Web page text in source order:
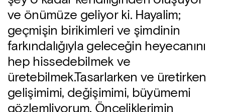
ve önümüze geliyor ki. Hayalim;
geçmişin birikimleri ve şimdinin
farkındalığıyla geleceğin heyecanını
hep hissedebilmek ve
üretebilmek.Tasarlarken ve üretirken
gelişimimi, değişimimi, büyümemi
gözlemliyorum. Önceliklerimin